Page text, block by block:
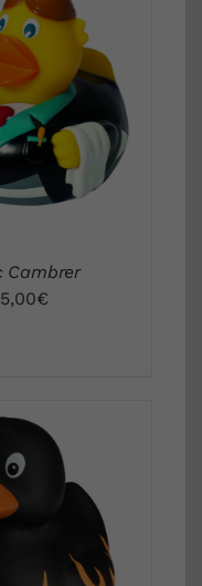
RÁPIDA
Cambrer
€
RÁPIDA